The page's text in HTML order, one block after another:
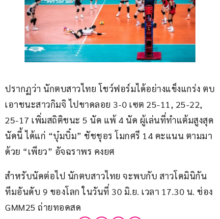
ปรากฏว่า นักตบสาวไทย โชว์ฟอร์มได้อย่างแข็งแกร่ง ตบ
เอาชนะสาวกิมจิ ไปขาดลอย 3-0 เซต 25-11, 25-22,
25-17 เพิ่มสถิติชนะ 5 นัด แพ้ 4 นัด ผู้เล่นที่ทำแต้มสูงสุด
นัดนี้ ได้แก่ “บุ๋มบิ๋ม” ชัชชุอร โมกศรี 14 คะแนน ตามมา
ด้วย “เพียว” อัจฉราพร คงยศ
สำหรับนัดต่อไป นักตบสาวไทย จะพบกับ สาวโดมินิกัน
ทีมอันดับ 9 ของโลก ในวันที่ 30 มิ.ย. เวลา 17.30 น. ช่อง
GMM25 ถ่ายทอดสด